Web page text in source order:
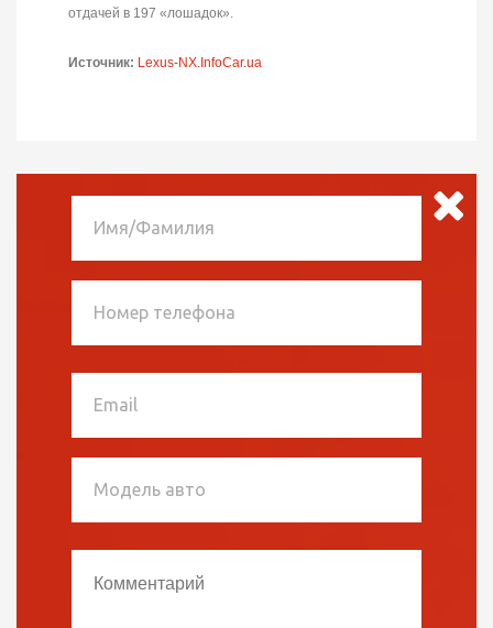
отдачей в 197 «лошадок».
Источник: Lexus-NX.InfoCar.ua